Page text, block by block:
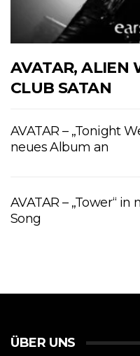
AVATAR, ALIEN
CLUB SATAN
AVATAR – „Tonight
neues Album an
AVATAR – „Tower“
Song
ÜBER UNS